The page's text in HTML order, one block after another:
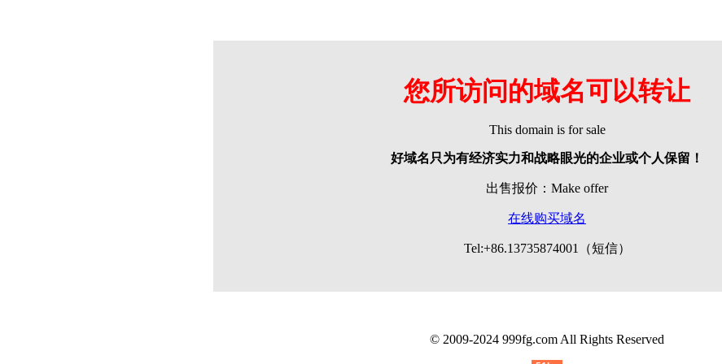
您所访问的域名可以转让
This domain is for sale
好域名只为有经济实力和战略眼光的企业或个人保留！
出售报价：Make offer
在线购买域名
Tel:+86.13735874001（短信）
© 2009-2024 999fg.com All Rights Reserved